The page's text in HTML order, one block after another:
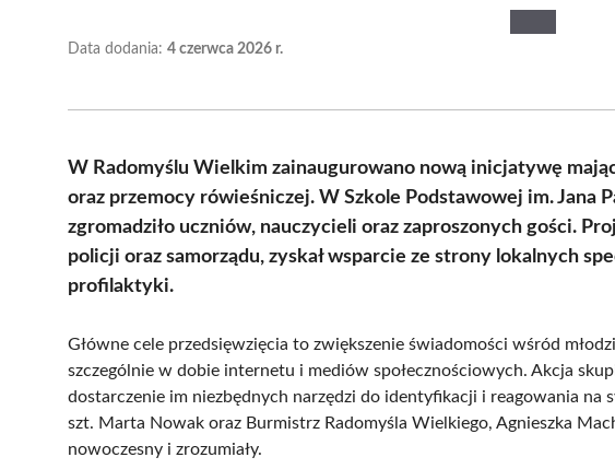
Data dodania: 4 czerwca 2026 r.
W Radomyślu Wielkim zainaugurowano nową inicjatywę
oraz przemocy rówieśniczej. W Szkole Podstawowej im. Jana
zgromadziło uczniów, nauczycieli oraz zaproszonych gości.
policji oraz samorządu, zyskał wsparcie ze strony lokalnych
profilaktyki.
Główne cele przedsięwzięcia to zwiększenie świadomości wśród
szczególnie w dobie internetu i mediów społecznościowych. Akcja
dostarczenie im niezbędnych narzędzi do identyfikacji i reagowania na
szt. Marta Nowak oraz Burmistrz Radomyśla Wielkiego, Agnieszka
nowoczesny i zrozumiały.